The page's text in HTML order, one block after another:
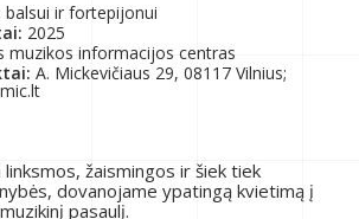
balsui ir fortepijonui
2025
muzikos informacijos centras
A. Mickevičiaus 29, 08117 Vilnius;
žaismingos ir šiek tiek
dovanojame ypatingą kvietimą į
pasaulį.